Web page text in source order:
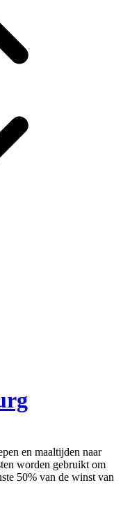
en maaltijden naar
worden gebruikt om
50% van de winst van